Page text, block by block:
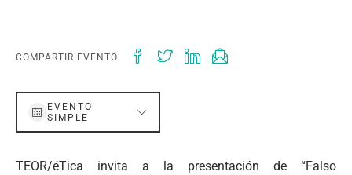
COMPARTIR EVENTO
EVENTO
SIMPLE
TEOR/éTica invita a la presentación de “Falso